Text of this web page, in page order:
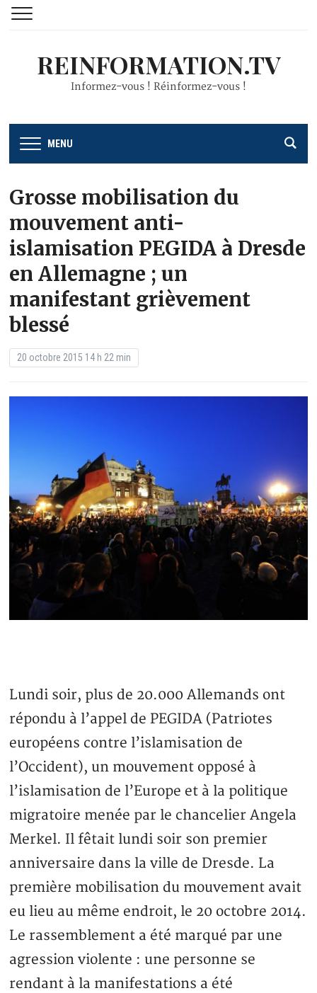
REINFORMATION.TV
Informez-vous ! Réinformez-vous !
MENU
Grosse mobilisation du
mouvement anti-
islamisation PEGIDA à Dresde
en Allemagne ; un
manifestant grièvement
blessé
20 octobre 2015 14 h 22 min
Lundi soir, plus de 20.000 Allemands ont
répondu à l’appel de PEGIDA (Patriotes
européens contre l’islamisation de
l’Occident), un mouvement opposé à
l’islamisation de l’Europe et à la politique
migratoire menée par le chancelier Angela
Merkel. Il fêtait lundi soir son premier
anniversaire dans la ville de Dresde. La
première mobilisation du mouvement avait
eu lieu au même endroit, le 20 octobre 2014.
Le rassemblement a été marqué par une
agression violente : une personne se
rendant à la manifestations a été